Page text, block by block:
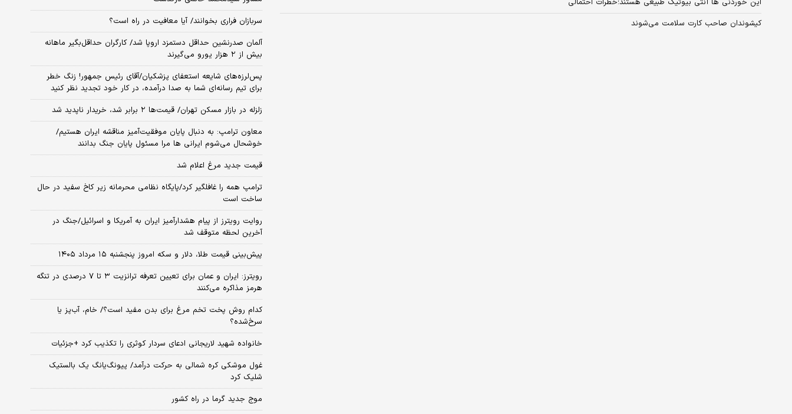
این خوردنی ها آنتی بیوتیک طبیعی هستند؛خطرات احتمالی
کیشوندان صاحب کارت سلامت می‌شوند
سربازان فراری بخوانند/ آیا معافیت در راه است؟
آلمان صدرنشین حداقل دستمزد اروپا شد/ کارگران حداقل‌بگیر ماهانه
بیش از ۲ هزار یورو می‌گیرند
پس‌لرزه‌های شایعه استعفای پزشکیان/آقای رئیس جمهور! زنگ خطر
برای تیم رسانه‌ای شما به صدا درآمده، در کار خود تجدید نظر کنید
زلزله در بازار مسکن تهران/ قیمت‌ها ۲ برابر شد، خریدار ناپدید شد
معاون ترامپ: به دنبال پایان موفقیت‌آمیز مناقشه ایران هستیم/
خوشحال می‌شوم ایرانی ها مرا مسئول پایان جنگ بدانند
قیمت جدید مرغ اعلام شد
ترامپ همه را غافلگیر کرد/پایگاه نظامی محرمانه زیر کاخ سفید در حال
ساخت است
روایت رویترز از پیام هشدارآمیز ایران به آمریکا و اسرائیل/جنگ در
آخرین لحظه متوقف شد
پیش‌بینی قیمت طلا، دلار و سکه امروز پنجشنبه ۱۵ مرداد ۱۴۰۵
رویترز: ایران و عمان برای تعیین تعرفه ترانزیت ۳ تا ۷ درصدی در تنگه
هرمز مذاکره می‌کنند
کدام روش پخت تخم مرغ برای بدن مفید است؟/ خام، آب‌پز یا
سرخ‌شده؟
خانواده شهید لاریجانی ادعای سردار کوثری را تکذیب کرد +جزئیات
غول موشکی کره شمالی به حرکت درآمد/ پیونگ‌یانگ یک بالستیک
شلیک کرد
موج جدید گرما در راه کشور